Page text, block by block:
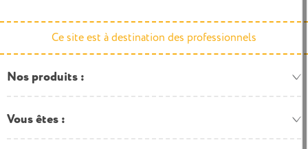
Ce site est à destination des professionnels
Nos produits
Vous êtes